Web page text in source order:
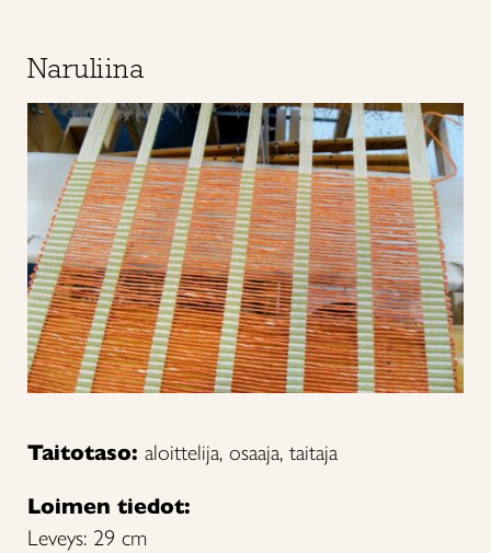
Naruliina
Taitotaso: aloittelija, osaaja, taitaja
Loimen tiedot:
Leveys: 29 cm